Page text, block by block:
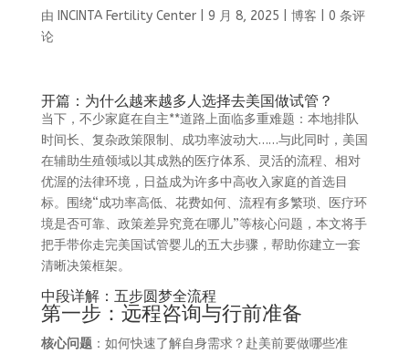
由 INCINTA Fertility Center| 9 月 8, 2025 博客
0 条评
论
开篇：为什么越来越多人选择去美国做试管？
当下，不少家庭在自主**道路上面临多重难题：本地排队
时间长、复杂政策限制、成功率波动大……与此同时，美国
在辅助生殖领域以其成熟的医疗体系、灵活的流程、相对
优渥的法律环境，日益成为许多中高收入家庭的首选目
标。围绕“成功率高低、花费如何、流程有多繁琐、医疗环
境是否可靠、政策差异究竟在哪儿”等核心问题，本文将手
把手带你走完美国试管婴儿的五大步骤，帮助你建立一套
清晰决策框架。
中段详解：五步圆梦全流程
第一步：远程咨询与行前准备
核心问题：如何快速了解自身需求？赴美前要做哪些准